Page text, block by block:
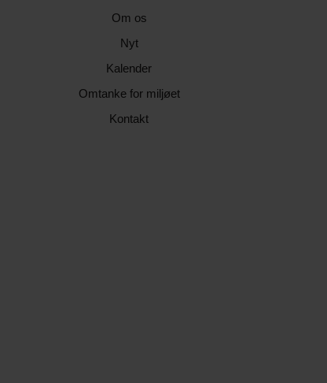
Om os
Nyt
Kalender
Omtanke for miljøet
Kontakt